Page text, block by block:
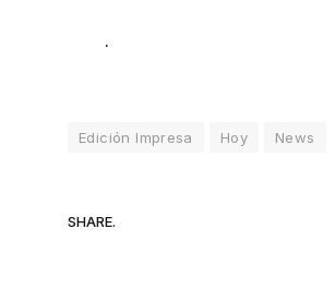
.
Edición Impresa Hoy News
SHARE.